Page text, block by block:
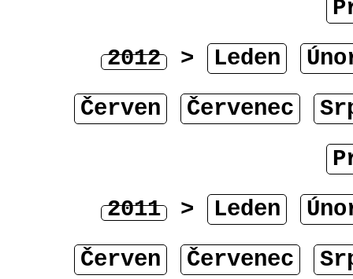
2012 > Leden
Červen
Červenec
2011 > Leden
Červen
Červenec